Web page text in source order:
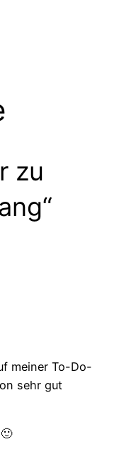
zu
meiner To-Do-
sehr gut